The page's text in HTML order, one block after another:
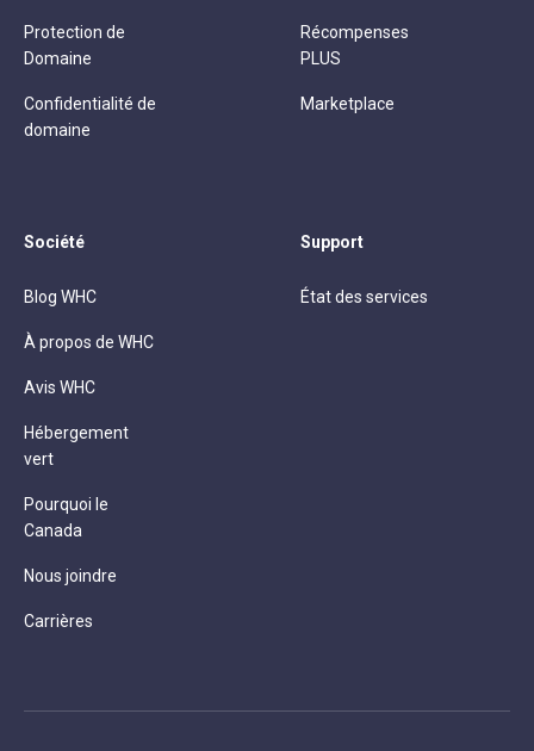
Protection de
Domaine
Confidentialité de
domaine
Récompenses
PLUS
Marketplace
Société
Blog WHC
À propos de WHC
Avis WHC
Hébergement
vert
Pourquoi le
Canada
Nous joindre
Carrières
Support
État des services